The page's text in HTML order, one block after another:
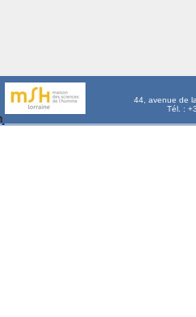
44, avenue de
Tél. :